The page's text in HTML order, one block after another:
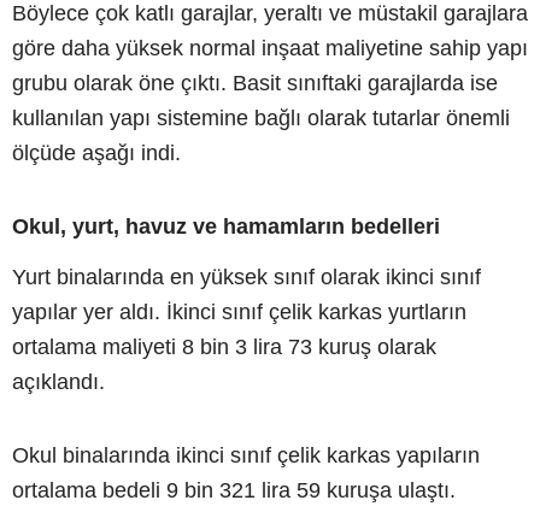
Böylece çok katlı garajlar, yeraltı ve müstakil garajlara
göre daha yüksek normal inşaat maliyetine sahip yapı
grubu olarak öne çıktı. Basit sınıftaki garajlarda ise
kullanılan yapı sistemine bağlı olarak tutarlar önemli
ölçüde aşağı indi.
Okul, yurt, havuz ve hamamların bedelleri
Yurt binalarında en yüksek sınıf olarak ikinci sınıf
yapılar yer aldı. İkinci sınıf çelik karkas yurtların
ortalama maliyeti 8 bin 3 lira 73 kuruş olarak
açıklandı.
Okul binalarında ikinci sınıf çelik karkas yapıların
ortalama bedeli 9 bin 321 lira 59 kuruşa ulaştı.